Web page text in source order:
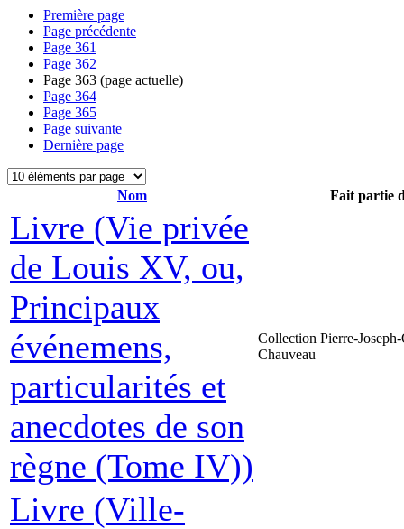
Première page
Page précédente
Page 361
Page 362
Page 363 (page actuelle)
Page 364
Page 365
Page suivante
Dernière page
Nom Fait partie
Livre (Vie privée
de Louis XV, ou,
Principaux
événemens,
particularités et
anecdotes de son
règne (Tome IV))
Collection Pierre-
Chauveau
Livre (Ville-